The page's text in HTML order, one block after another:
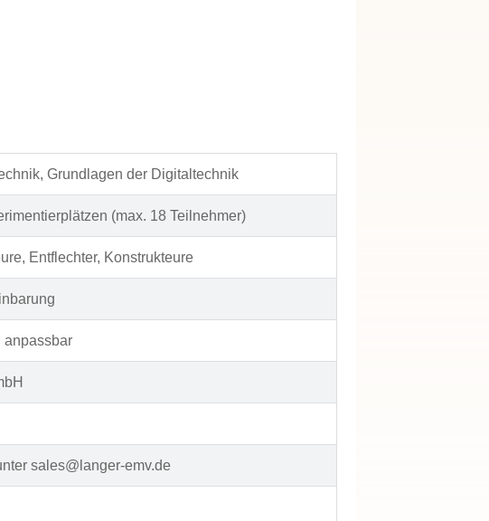
Grundlagen der Digitaltechnik
(max. 18 Teilnehmer)
Entflechter, Konstrukteure
anpassbar
sales@langer-emv.de